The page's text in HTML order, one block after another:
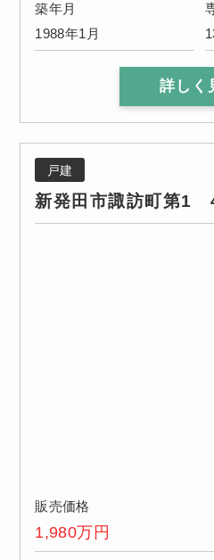
築年月
1988年1月
詳しく
戸建
新発田市諏訪町第1
販売価格
1,980万円